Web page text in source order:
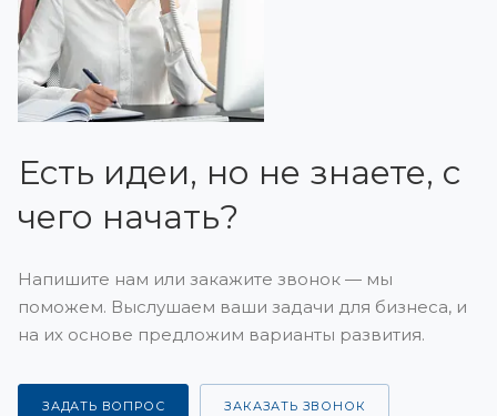
Есть идеи, но не знаете, с
чего начать?
Напишите нам или закажите звонок — мы
поможем. Выслушаем ваши задачи для бизнеса, и
на их основе предложим варианты развития.
ЗАДАТЬ ВОПРОС ЗАКАЗАТЬ ЗВОНОК